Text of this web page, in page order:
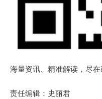
海量资讯、精准解读，尽
责任编辑：史丽君